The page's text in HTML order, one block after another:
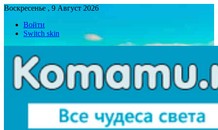
Воскресенье , 9 Август 2026
Войти
Switch skin